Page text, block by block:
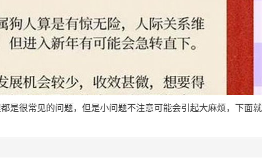
是很常见的问题，但是小问题不注意可能会引起大麻烦，下面